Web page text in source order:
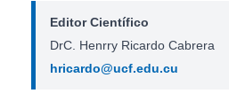
Editor Científico
DrC. Henrry Ricardo Cabrera
hricardo@ucf.edu.cu